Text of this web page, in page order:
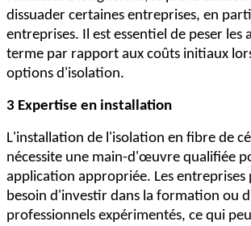
dissuader certaines entreprises, en
entreprises. Il est essentiel de peser les
terme par rapport aux coûts initiaux
options d'isolation.
3 Expertise en installation
L'installation de l'isolation en fibre de
nécessite une main-d'œuvre qualifiée
application appropriée. Les
besoin d'investir dans la formation ou
professionnels expérimentés, ce qui